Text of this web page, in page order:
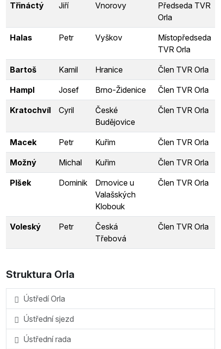
Třináctý Jiří Vnorovy
Předseda TVR
Orla
Halas Petr Vyškov
Místopředseda
TVR Orla
Bartoš Kamil Hranice Člen TVR Orla
Hampl Josef Brno-Židenice Člen TVR Orla
Kratochvíl Cyril
České
Budějovice
Člen TVR Orla
Macek Petr Kuřim Člen TVR Orla
Možný Michal Kuřim Člen TVR Orla
Plšek Dominik
Drnovice u
Valašských
Klobouk
Člen TVR Orla
Voleský Petr
Česká
Třebová
Člen TVR Orla
Struktura Orla
Ústředí Orla
Ústřední sjezd
Ústřední rada